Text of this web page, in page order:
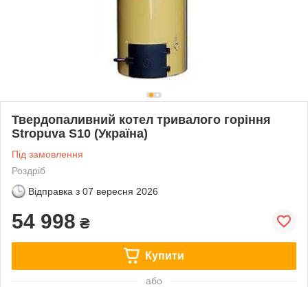
Твердопаливний котел тривалого горіння
Stropuva S10 (Україна)
Під замовлення
Роздріб
Відправка з 07 вересня 2026
54 998 ₴
Купити
або